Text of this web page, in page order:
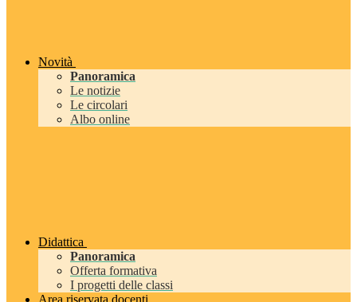
Novità
Panoramica
Le notizie
Le circolari
Albo online
Didattica
Panoramica
Offerta formativa
I progetti delle classi